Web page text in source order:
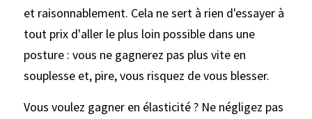
et raisonnablement. Cela ne sert à rien d'essayer à
tout prix d'aller le plus loin possible dans une
posture : vous ne gagnerez pas plus vite en
souplesse et, pire, vous risquez de vous blesser.
Vous voulez gagner en élasticité ? Ne négligez pas